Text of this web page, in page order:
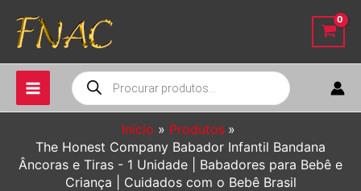
para
conteúdo
Pesquisar
produtos
Início
Produtos
The Honest Company Babador Infantil Bandana
Âncoras e Tiras - 1 Unidade | Babadores para Bebê e
Criança | Cuidados com o Bebê Brasil